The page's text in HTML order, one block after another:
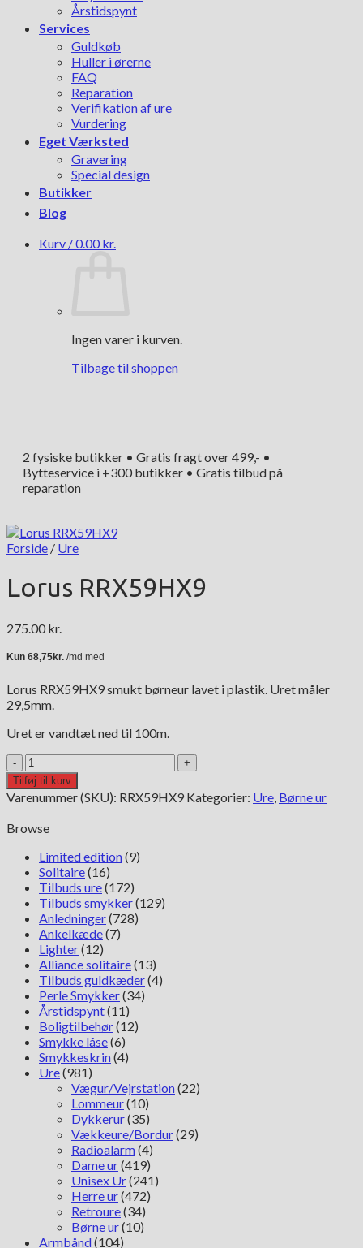
Årstidspynt
Services
Guldkøb
Huller i ørerne
FAQ
Reparation
Verifikation af ure
Vurdering
Eget Værksted
Gravering
Special design
Butikker
Blog
Kurv /0.00 kr.
Ingen varer i kurven.
Tilbage til shoppen
2 fysiske butikker • Gratis fragt over 499,- •
Bytteservice i +300 butikker • Gratis tilbud på
reparation
Forside / Ure
Lorus RRX59HX9
275.00 kr.
Lorus RRX59HX9 smukt børneur lavet i plastik. Uret måler
29,5mm.
Uret er vandtæt ned til 100m.
Lorus
RRX59HX9
antal
Tilføj til kurv
Varenummer (SKU): RRX59HX9 Kategorier: Ure, Børne ur
Browse
Limited edition(9)
Solitaire(16)
Tilbuds ure(172)
Tilbuds smykker(129)
Anledninger(728)
Ankelkæde(7)
Lighter(12)
Alliance solitaire(13)
Tilbuds guldkæder(4)
Perle Smykker(34)
Årstidspynt(11)
Boligtilbehør(12)
Smykke låse(6)
Smykkeskrin(4)
Ure(981)
Vægur/Vejrstation(22)
Lommeur(10)
Dykkerur(35)
Vækkeure/Bordur(29)
Radioalarm(4)
Dame ur(419)
Unisex Ur(241)
Herre ur(472)
Retroure(34)
Børne ur(10)
Armbånd(104)